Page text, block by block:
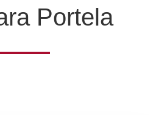
Portela